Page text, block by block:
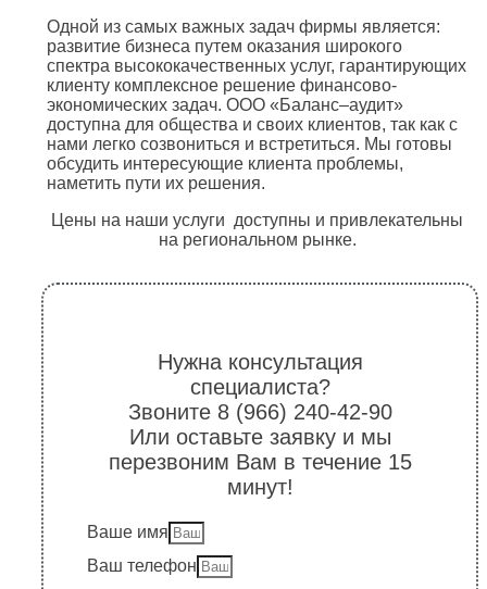
Одной из самых важных задач фирмы является:
развитие бизнеса путем оказания широкого
спектра высококачественных услуг, гарантирующих
клиенту комплексное решение финансово-
экономических задач. ООО «Баланс–аудит»
доступна для общества и своих клиентов, так как с
нами легко созвониться и встретиться. Мы готовы
обсудить интересующие клиента проблемы,
наметить пути их решения.
Цены на наши услуги доступны и привлекательны
на региональном рынке.
Нужна консультация
специалиста?
Звоните 8 (966) 240-42-90
Или оставьте заявку и мы
перезвоним Вам в течение 15
минут!
Ваше имя
Ваш телефон